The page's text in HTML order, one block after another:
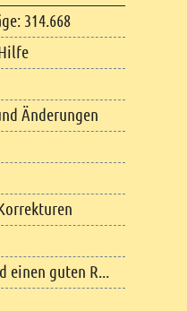
314.668
Änderungen
einen guten R...